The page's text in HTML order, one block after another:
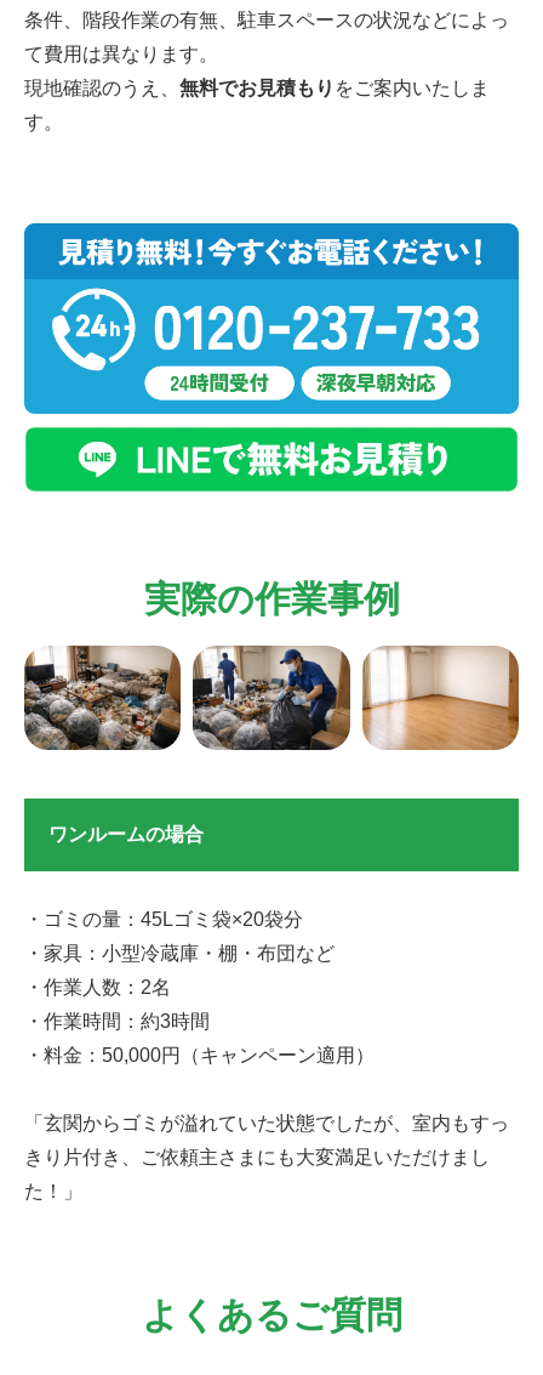
条件、階段作業の有無、駐車スペースの状況などによっ
て費用は異なります。
現地確認のうえ、 無料でお見積もり をご案内いたしま
す。
実際の作業事例
ワンルームの場合
・ゴミの量：45Lゴミ袋×20袋分
・家具：小型冷蔵庫・棚・布団など
・作業人数：2名
・作業時間：約3時間
・料金：50,000円（キャンペーン適用）
「玄関からゴミが溢れていた状態でしたが、室内もすっ
きり片付き、ご依頼主さまにも大変満足いただけまし
た！」
よくあるご質問